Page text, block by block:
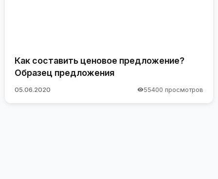
Как составить ценовое предложение?
Образец предложения
05.06.2020 55400 просмотров